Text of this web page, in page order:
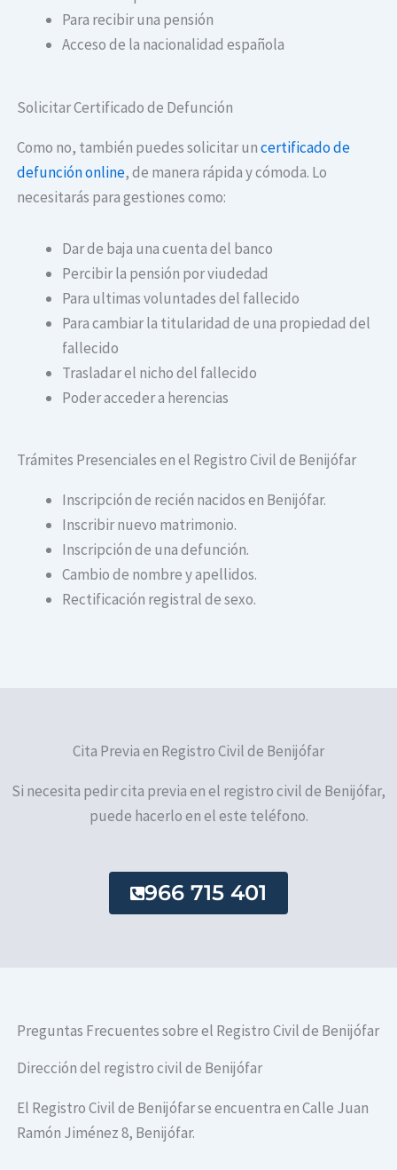
Para recibir una pensión
Acceso de la nacionalidad española
Solicitar Certificado de Defunción
Como no, también puedes solicitar uncertificado de
defunción online, de manera rápida y cómoda. Lo
necesitarás para gestiones como:
Dar de baja una cuenta del banco
Percibir la pensión por viudedad
Para ultimas voluntades del fallecido
Para cambiar la titularidad de una propiedad del
fallecido
Trasladar el nicho del fallecido
Poder acceder a herencias
Trámites Presenciales en el Registro Civil de Benijófar
Inscripción de recién nacidos en Benijófar.
Inscribir nuevo matrimonio.
Inscripción de una defunción.
Cambio de nombre y apellidos.
Rectificación registral de sexo.
Cita Previa en Registro Civil de Benijófar
Si necesita pedir cita previa en el registro civil de Benijófar,
puede hacerlo en el este teléfono.
966 715 401
Preguntas Frecuentes sobre el Registro Civil de Benijófar
Dirección del registro civil de Benijófar
El Registro Civil de Benijófar se encuentra en Calle Juan
Ramón Jiménez 8, Benijófar.